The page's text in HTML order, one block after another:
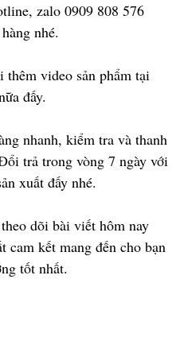
zalo 0909 808 576
nhé.
thêm video sản phẩm tại
đấy.
nhanh, kiểm tra và thanh
trả trong vòng 7 ngày với
xuất đấy nhé.
dõi bài viết hôm nay
kết mang đến cho bạn
tốt nhất.